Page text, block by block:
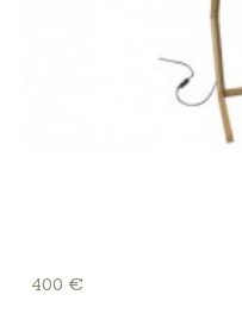
400 €